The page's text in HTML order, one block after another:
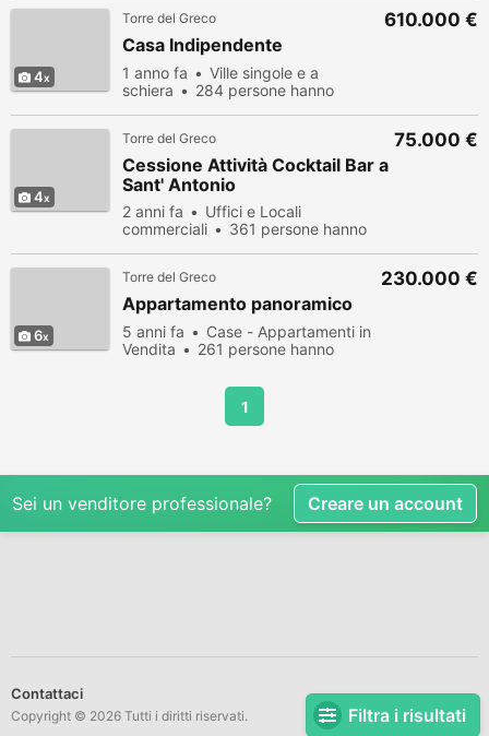
Filtra i risultati
4
Torre del Greco
Casa Indipendente
1 anno fa
Ville singole e a
schiera
284 persone hanno
610.000 €
4
Torre del Greco
Cessione Attività Cocktail Bar a
Sant' Antonio
2 anni fa
Uffici e Locali
commerciali
361 persone hanno
75.000 €
6
Torre del Greco
Appartamento panoramico
5 anni fa
Case - Appartamenti in
Vendita
261 persone hanno
230.000 €
1
Sei un venditore professionale? Creare un account
Contattaci
Copyright © 2026 Tutti i diritti riservati.